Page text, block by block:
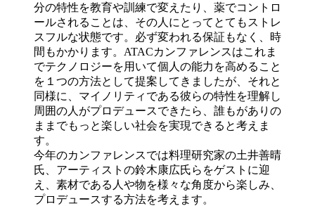
分の特性を教育や訓練で変えたり、薬でコントロ
ールされることは、その人にとってとてもストレ
スフルな状態です。必ず変われる保証もなく、時
間もかかります。ATACカンファレンスはこれま
でテクノロジーを用いて個人の能力を高めること
を１つの方法として提案してきましたが、それと
同様に、マイノリティである彼らの特性を理解し
周囲の人がプロデュースできたら、誰もがありの
ままでもっと楽しい社会を実現できると考えま
す。
今年のカンファレンスでは料理研究家の土井善晴
氏、アーティストの鈴木康広氏らをゲストに迎
え、素材である人や物を様々な角度から楽しみ、
プロデュースする方法を考えます。